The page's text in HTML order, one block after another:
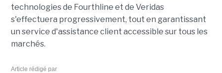
technologies de Fourthline et de Veridas
s'effectuera progressivement, tout en garantissant
un service d'assistance client accessible sur tous les
marchés.
Article rédigé par